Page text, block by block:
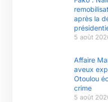
après la
5 août
Affaire
aveux
Otoulou
crime
5 août